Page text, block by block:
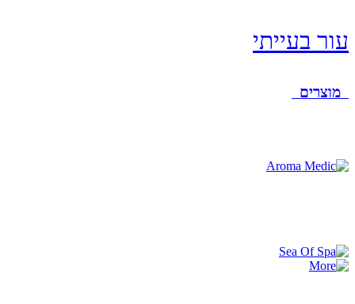
עור בעייתי
מוצרים